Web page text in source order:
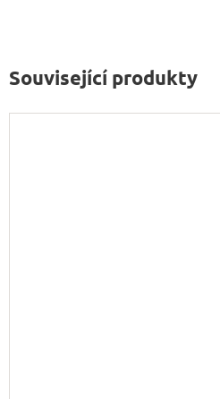
Související produkty